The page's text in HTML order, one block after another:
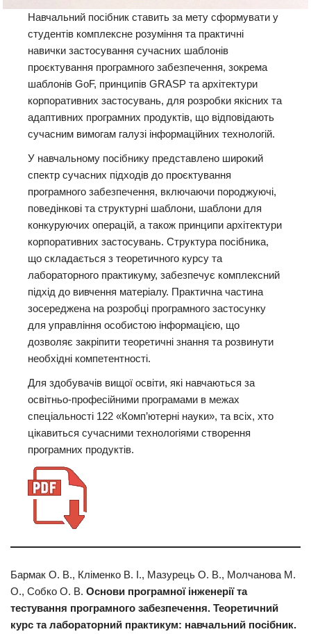
Навчальний посібник ставить за мету сформувати у
студентів комплексне розуміння та практичні
навички застосування сучасних шаблонів
проєктування програмного забезпечення, зокрема
шаблонів GoF, принципів GRASP та архітектури
корпоративних застосувань, для розробки якісних та
адаптивних програмних продуктів, що відповідають
сучасним вимогам галузі інформаційних технологій.
У навчальному посібнику представлено широкий
спектр сучасних підходів до проєктування
програмного забезпечення, включаючи породжуючі,
поведінкові та структурні шаблони, шаблони для
конкуруючих операцій, а також принципи архітектури
корпоративних застосувань. Структура посібника,
що складається з теоретичного курсу та
лабораторного практикуму, забезпечує комплексний
підхід до вивчення матеріалу. Практична частина
зосереджена на розробці програмного застосунку
для управління особистою інформацією, що
дозволяє закріпити теоретичні знання та розвинути
необхідні компетентності.
Для здобувачів вищої освіти, які навчаються за
освітньо-професійними програмами в межах
спеціальності 122 «Комп’ютерні науки», та всіх, хто
цікавиться сучасними технологіями створення
програмних продуктів.
Бармак О. В., Кліменко В. І., Мазурець О. В., Молчанова М.
О., Собко О. В. Основи програмної інженерії та
тестування програмного забезпечення. Теоретичний
курс та лабораторний практикум: навчальний посібник.